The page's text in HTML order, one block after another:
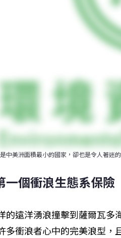
中美洲面積最小的國家，卻也是令人著迷
一個衝浪生態系保險
的遠洋湧浪撞擊到薩爾瓦多
多衝浪者心中的完美浪型